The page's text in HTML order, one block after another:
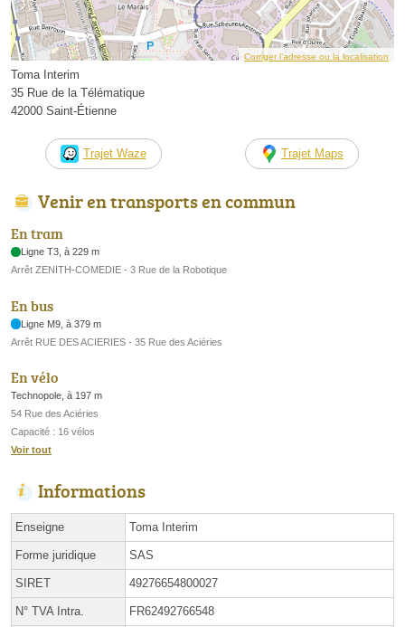
Corriger l’adresse ou la localisation
Toma Interim
35 Rue de la Télématique
42000 Saint-Étienne
Trajet Waze Trajet Maps
Venir en transports en commun
En tram
Ligne T3, à 229 m
Arrêt ZENITH-COMEDIE - 3 Rue de la Robotique
En bus
Ligne M9, à 379 m
Arrêt RUE DES ACIERIES - 35 Rue des Aciéries
En vélo
Technopole, à 197 m
54 Rue des Aciéries
Capacité : 16 vélos
Voir tout
Informations
Enseigne Toma Interim
Forme juridique SAS
SIRET 49276654800027
N° TVA Intra. FR62492766548